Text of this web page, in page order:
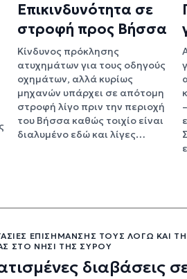
Επικινδυνότητα σε
στροφή προς Βήσσα
Κίνδυνος πρόκλησης
ατυχημάτων για τους οδηγούς
οχημάτων, αλλά κυρίως
μηχανών υπάρχει σε απότομη
στροφή λίγο πριν την περιοχή
του Βήσσα καθώς τοιχίο είναι
διαλυμένο εδώ και λίγες…
ΕΠΙΣΉΜΑΝΣΉΣ ΤΟΥΣ ΛΌΓΩ ΚΑΙ
ΣΤΟ ΝΗΣΊ ΤΗΣ ΣΎΡΟΥ
διαβάσεις